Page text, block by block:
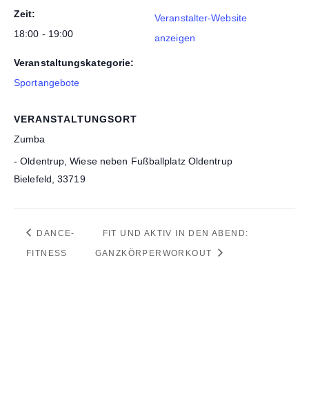
Zeit:
18:00 - 19:00
Veranstaltungskategorie:
Sportangebote
VERANSTALTUNGSORT
Zumba
- Oldentrup, Wiese neben Fußballplatz Oldentrup
Bielefeld, 33719
Veranstalter-Website
anzeigen
DANCE-
FITNESS
FIT UND AKTIV IN DEN ABEND:
GANZKÖRPERWORKOUT